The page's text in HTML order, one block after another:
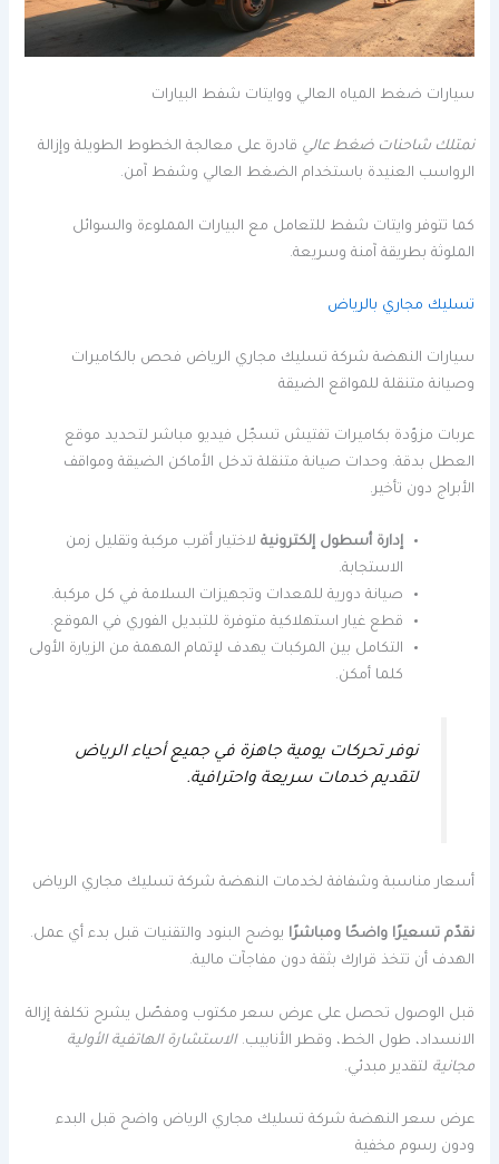
سيارات ضغط المياه العالي ووايتات شفط البيارات
نمتلك شاحنات ضغط عالي قادرة على معالجة الخطوط الطويلة وإزالة
الرواسب العنيدة باستخدام الضغط العالي وشفط آمن.
كما تتوفر وايتات شفط للتعامل مع البيارات المملوءة والسوائل
الملوثة بطريقة آمنة وسريعة.
تسليك مجاري بالرياض
سيارات النهضة شركة تسليك مجاري الرياض فحص بالكاميرات
وصيانة متنقلة للمواقع الضيقة
عربات مزوّدة بكاميرات تفتيش تسجّل فيديو مباشر لتحديد موقع
العطل بدقة. وحدات صيانة متنقلة تدخل الأماكن الضيقة ومواقف
الأبراج دون تأخير.
إدارة أسطول إلكترونية لاختيار أقرب مركبة وتقليل زمن
الاستجابة.
صيانة دورية للمعدات وتجهيزات السلامة في كل مركبة.
قطع غيار استهلاكية متوفرة للتبديل الفوري في الموقع.
التكامل بين المركبات يهدف لإتمام المهمة من الزيارة الأولى
كلما أمكن.
نوفر تحركات يومية جاهزة في جميع أحياء الرياض
لتقديم خدمات سريعة واحترافية.
أسعار مناسبة وشفافة لخدمات النهضة شركة تسليك مجاري الرياض
نقدّم تسعيرًا واضحًا ومباشرًا يوضح البنود والتقنيات قبل بدء أي عمل.
الهدف أن تتخذ قرارك بثقة دون مفاجآت مالية.
قبل الوصول تحصل على عرض سعر مكتوب ومفصّل يشرح تكلفة إزالة
الانسداد، طول الخط، وقطر الأنابيب.الاستشارة الهاتفية الأولية
مجانية لتقدير مبدئي.
عرض سعر النهضة شركة تسليك مجاري الرياض واضح قبل البدء
ودون رسوم مخفية